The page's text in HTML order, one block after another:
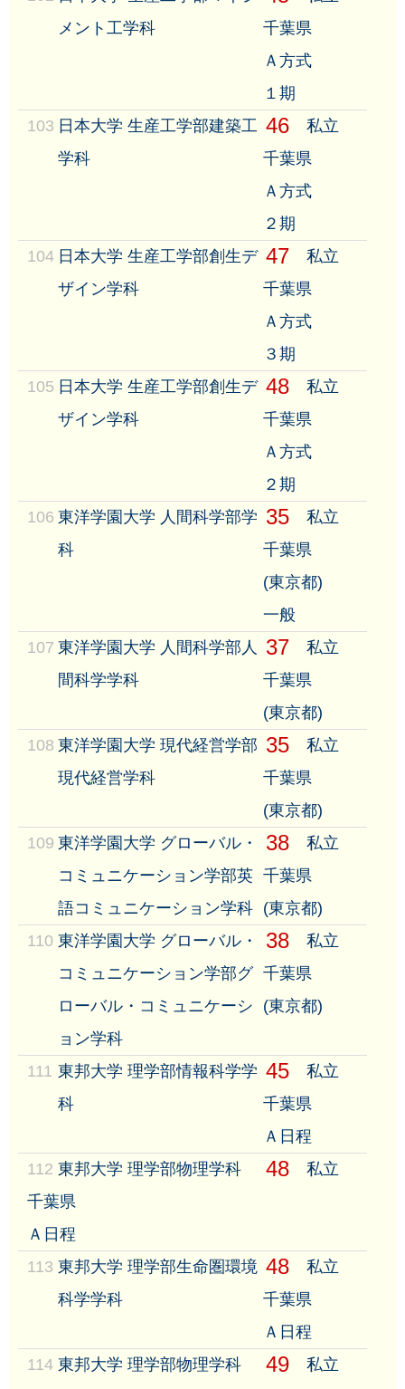
メント工学科
千葉県
Ａ方式
１期
103 日本大学 生産工学部建築工
学科
46
私立
千葉県
Ａ方式
２期
104 日本大学 生産工学部創生デ
ザイン学科
47
私立
千葉県
Ａ方式
３期
105 日本大学 生産工学部創生デ
ザイン学科
48
私立
千葉県
Ａ方式
２期
106 東洋学園大学 人間科学部学
科
35
私立
千葉県
(東京都)
一般
107 東洋学園大学 人間科学部人
間科学学科
37
私立
千葉県
(東京都)
108 東洋学園大学 現代経営学部
現代経営学科
35
私立
千葉県
(東京都)
109 東洋学園大学 グローバル・
コミュニケーション学部英
語コミュニケーション学科
38
私立
千葉県
(東京都)
110 東洋学園大学 グローバル・
コミュニケーション学部グ
ローバル・コミュニケーシ
ョン学科
38
私立
千葉県
(東京都)
111 東邦大学 理学部情報科学学
科
45
私立
千葉県
Ａ日程
112 東邦大学 理学部物理学科 48
私立
千葉県
Ａ日程
113 東邦大学 理学部生命圏環境
科学学科
48
私立
千葉県
Ａ日程
114 東邦大学 理学部物理学科 49
私立